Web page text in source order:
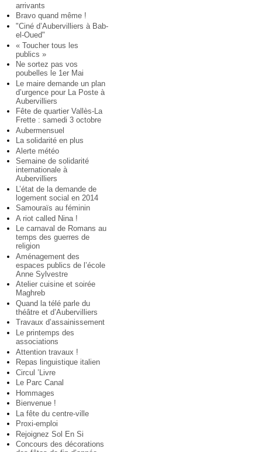
arrivants
Bravo quand même !
"Ciné d’Aubervilliers à Bab-
el-Oued"
« Toucher tous les
publics »
Ne sortez pas vos
poubelles le 1er Mai
Le maire demande un plan
d’urgence pour La Poste à
Aubervilliers
Fête de quartier Vallès-La
Frette : samedi 3 octobre
Aubermensuel
La solidarité en plus
Alerte météo
Semaine de solidarité
internationale à
Aubervilliers
L’état de la demande de
logement social en 2014
Samouraïs au féminin
A riot called Nina !
Le carnaval de Romans au
temps des guerres de
religion
Aménagement des
espaces publics de l’école
Anne Sylvestre
Atelier cuisine et soirée
Maghreb
Quand la télé parle du
théâtre et d’Aubervilliers
Travaux d’assainissement
Le printemps des
associations
Attention travaux !
Repas linguistique italien
Circul ’Livre
Le Parc Canal
Hommages
Bienvenue !
La fête du centre-ville
Proxi-emploi
Rejoignez Sol En Si
Concours des décorations